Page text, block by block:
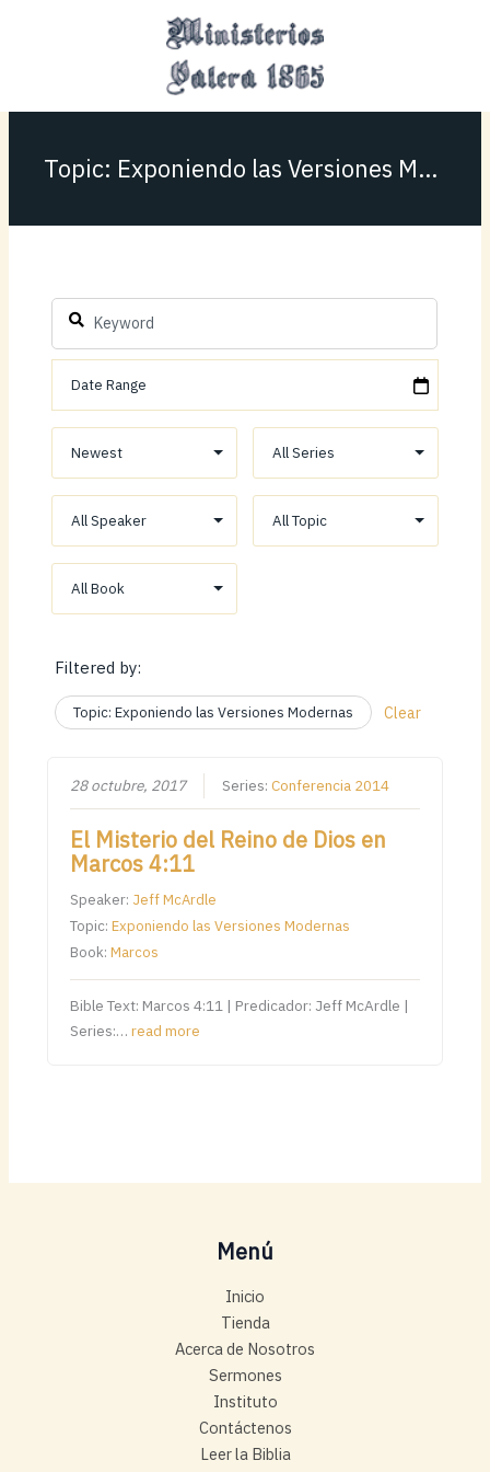
Topic: Exponiendo las Versiones Modernas
Filtered by:
Topic: Exponiendo las Versiones Modernas Clear
28 octubre, 2017 Series:Conferencia 2014
El Misterio del Reino de Dios en
Marcos 4:11
Speaker: Jeff McArdle
Topic:Exponiendo las Versiones Modernas
Book:Marcos
Bible Text: Marcos 4:11 | Predicador: Jeff McArdle |
Series:…read more
Menú
Inicio
Tienda
Acerca de Nosotros
Sermones
Instituto
Contáctenos
Leer la Biblia